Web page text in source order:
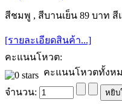
สีชมพู , สีบานเย็น 89 บาท สี
[รายละเอียดสินค้า...]
คะแนนโหวต:
คะแนนโหวตทั้งห
จำนวน: